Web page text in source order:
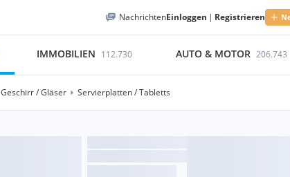
NachrichtenEinloggen | Registrieren
IMMOBILIEN 112.730 AUTO & MOTOR 206.743
Geschirr / Gläser Servierplatten / Tabletts